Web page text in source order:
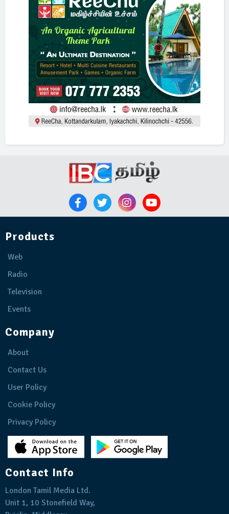
Products
Web
Radio
Television
Events
Company
About
Contact Us
User Policy
Cookie Policy
Privacy Policy
Contact Info
London Tamil Media Ltd.
Unit 1, 10 Stonefield Way,